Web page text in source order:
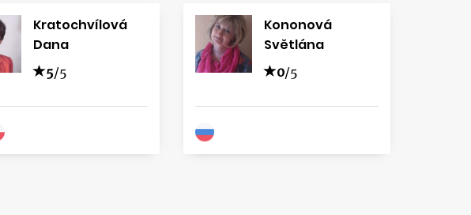
Kratochvílová
Dana
5/5
Kononová
Světlána
0/5